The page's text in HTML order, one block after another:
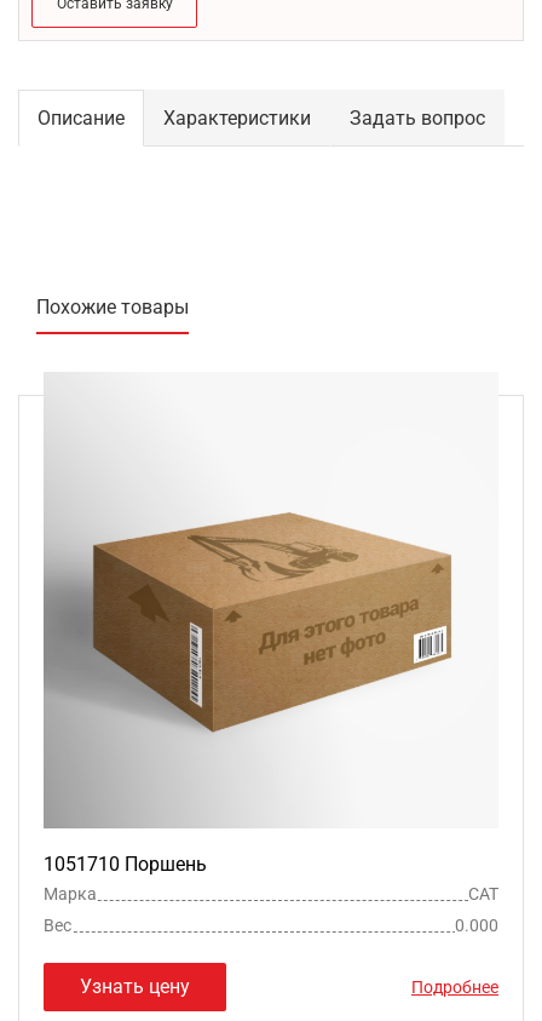
Оставить заявку
Описание Характеристики Задать вопрос
Похожие товары
1051710 Поршень
Марка
CAT
Вес
0.000
Узнать цену Подробнее